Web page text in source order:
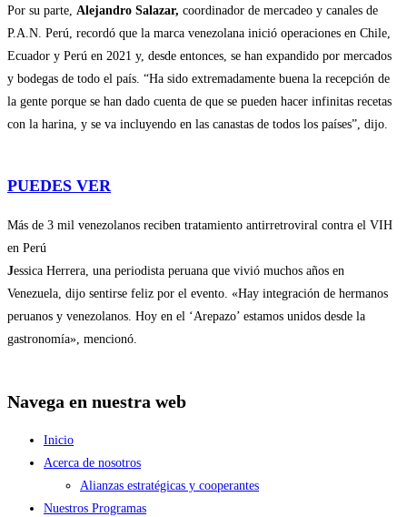
Por su parte, Alejandro Salazar, coordinador de mercadeo y canales de
P.A.N. Perú, recordó que la marca venezolana inició operaciones en Chile,
Ecuador y Perú en 2021 y, desde entonces, se han expandido por mercados
y bodegas de todo el país. “Ha sido extremadamente buena la recepción de
la gente porque se han dado cuenta de que se pueden hacer infinitas recetas
con la harina, y se va incluyendo en las canastas de todos los países”, dijo.
PUEDES VER
Más de 3 mil venezolanos reciben tratamiento antirretroviral contra el VIH
en Perú
Jessica Herrera, una periodista peruana que vivió muchos años en
Venezuela, dijo sentirse feliz por el evento. «Hay integración de hermanos
peruanos y venezolanos. Hoy en el ‘Arepazo’ estamos unidos desde la
gastronomía», mencionó.
Navega en nuestra web
Inicio
Acerca de nosotros
Alianzas estratégicas y cooperantes
Nuestros Programas